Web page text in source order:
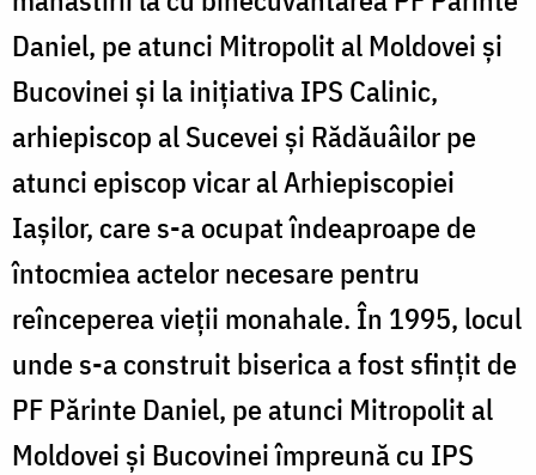
Daniel, pe atunci Mitropolit al Moldovei şi
Bucovinei și la inițiativa IPS Calinic,
arhiepiscop al Sucevei și Rădăuâilor pe
atunci episcop vicar al Arhiepiscopiei
Iașilor, care s-a ocupat îndeaproape de
întocmiea actelor necesare pentru
reînceperea vieții monahale. În 1995, locul
unde s-a construit biserica a fost sfinţit de
PF Părinte Daniel, pe atunci Mitropolit al
Moldovei şi Bucovinei împreună cu IPS